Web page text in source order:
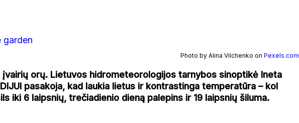
Photo by Alina Vilchenko on Pexels.com
orų. Lietuvos hidrometeorologijos tarnybos sinoptikė Ineta
pasakoja, kad laukia lietus ir kontrastinga temperatūra – kol
iki 6 laipsnių, trečiadienio dieną palepins ir 19 laipsnių šiluma.